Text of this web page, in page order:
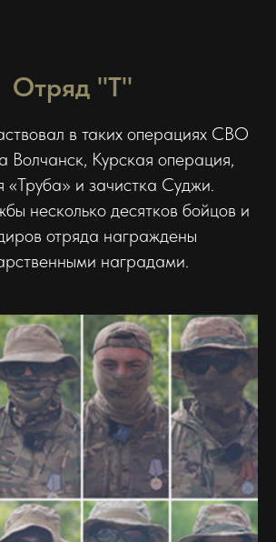
Отряд "Т"
в таких операциях СВО
Волчанск, Курская операция,
«Труба» и зачистка Суджи.
несколько десятков бойцов и
отряда награждены
наградами.